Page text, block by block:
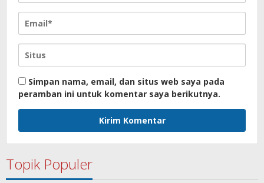
Simpan nama, email, dan situs web saya pada
peramban ini untuk komentar saya berikutnya.
Topik Populer